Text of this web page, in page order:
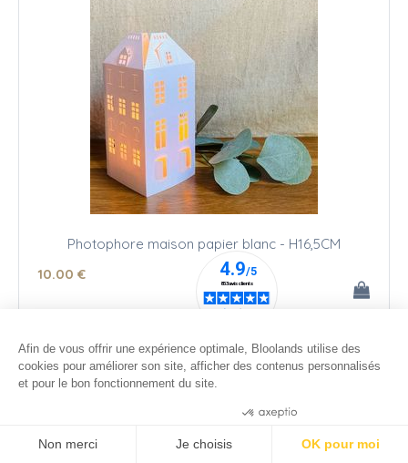
Photophore maison papier blanc - H16,5CM
10.00 €
Afin de vous offrir une expérience optimale, Bloolands utilise des
cookies pour améliorer son site, afficher des contenus personnalisés
et pour le bon fonctionnement du site.
Non merci Je choisis OK pour moi